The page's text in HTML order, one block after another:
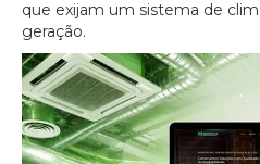
que exijam um sistema de
geração.